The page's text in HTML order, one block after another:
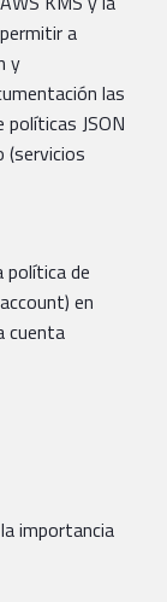
a
y
las
JSON
(servicios
política de
en
cuenta
importancia